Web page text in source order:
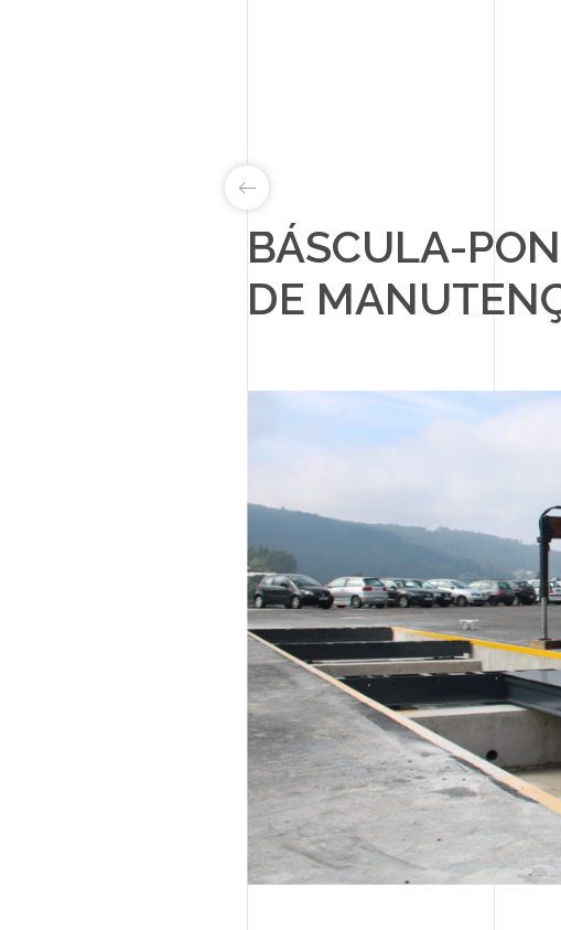
MARKETS
LOJA ONLINE
SUPORTE
MARQUES ACADEMY
BLOG
LIVRO
PT
BÁSCULA-
DE